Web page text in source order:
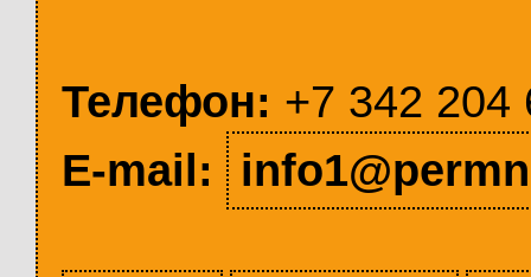
Телефон: +7 342 204
E-mail: